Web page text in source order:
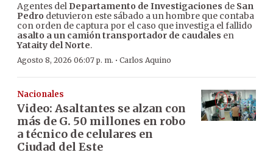
Agentes del Departamento de Investigaciones de San
Pedro detuvieron este sábado a un hombre que contaba
con orden de captura por el caso que investiga el fallido
asalto a un camión transportador de caudales en
Yataity del Norte.
Agosto 8, 2026 06:07 p. m. · Carlos Aquino
Nacionales
Video: Asaltantes se alzan con
más de G. 50 millones en robo
a técnico de celulares en
Ciudad del Este